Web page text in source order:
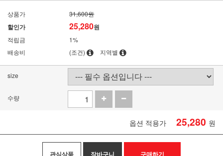
상품가 31,600원
할인가 25,280원
적립금
1%
배송비
(조건) 지역별
size
수량
옵션 적용가 25,280 원
관심상품 장바구니 구매하기